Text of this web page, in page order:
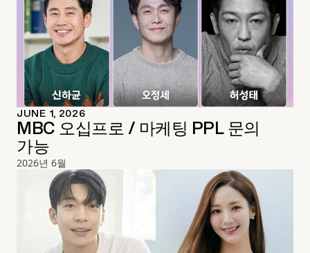
JUNE 1, 2026
MBC 오십프로 / 마케팅 PPL 문의
가능
2026년 6월